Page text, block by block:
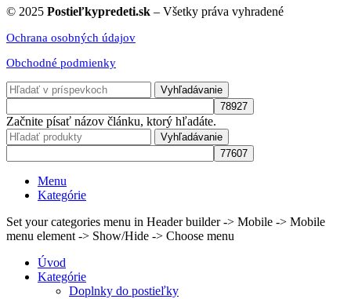
© 2025 Postieľkypredeti.sk – Všetky práva vyhradené
Ochrana osobných údajov
Obchodné podmienky
Vyhľadávanie
Začnite písať názov článku, ktorý hľadáte.
Vyhľadávanie
Menu
Kategórie
Set your categories menu in Header builder -> Mobile -> Mobile
menu element -> Show/Hide -> Choose menu
Úvod
Kategórie
Doplnky do postieľky